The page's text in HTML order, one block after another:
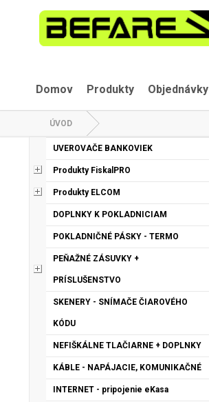
Domov Produkty Objednávky
ÚVOD
UVEROVAČE BANKOVIEK
Produkty FiskalPRO
Produkty ELCOM
DOPLNKY K POKLADNICIAM
POKLADNIČNÉ PÁSKY - TERMO
PEŇAŽNÉ ZÁSUVKY +
PRÍSLUŠENSTVO
SKENERY - SNÍMAČE ČIAROVÉHO
KÓDU
NEFIŠKÁLNE TLAČIARNE + DOPLNKY
KÁBLE - NAPÁJACIE, KOMUNIKAČNÉ
INTERNET - pripojenie eKasa